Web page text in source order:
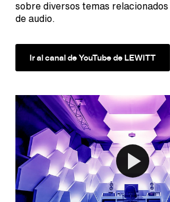
sobre diversos temas
de audio.
Ir al canal de YouTube de LEWITT